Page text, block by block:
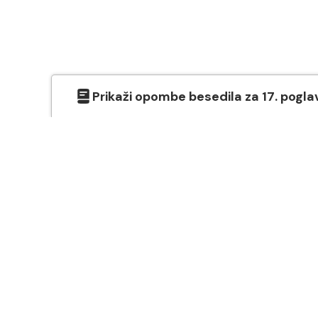
Prikaži opombe besedila za 17.